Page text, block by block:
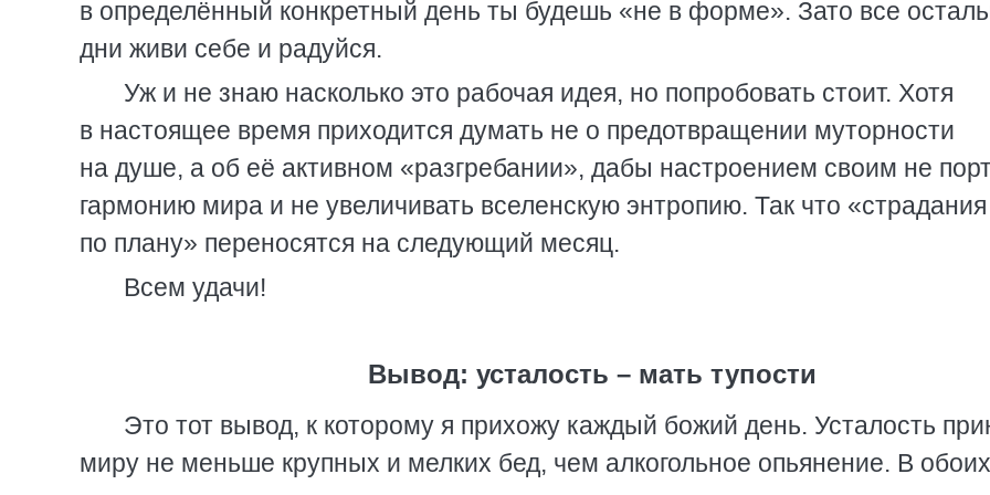
в определённый конкретный день ты будешь «не в форме». Зато все
дни живи себе и радуйся.
Уж и не знаю насколько это рабочая идея, но попробовать стоит. Хотя
в настоящее время приходится думать не о предотвращении муторности
на душе, а об её активном «разгребании», дабы настроением своим не
гармонию мира и не увеличивать вселенскую энтропию. Так что «страдания
по плану» переносятся на следующий месяц.
Всем удачи!
Вывод: усталость – мать тупости
Это тот вывод, к которому я прихожу каждый божий день. Усталость
миру не меньше крупных и мелких бед, чем алкогольное опьянение. В обоих